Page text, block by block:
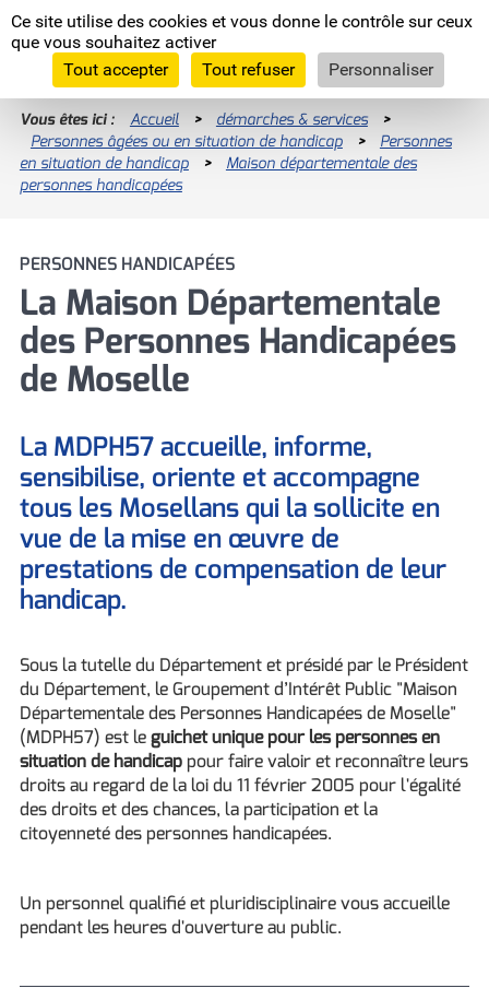
Panneau de gestion des cookies
Ce site utilise des cookies et vous donne le contrôle sur ceux
que vous souhaitez activer
Tout accepter
Tout refuser Personnaliser
Moselle
L'Eurodépartement
RECHERCHES LES PLUS FRÉQUENTES
Allocation Personnalisée d'Autonomie
(APA)
Devenez famille d'accueil !
Devenir assistant maternel (H/F)
(PCH)
Signaler un enfant en danger
Enquêtes publiques
Programme INTERREG VI
La Moselle, européenne par nature
Les assises de l'agriculture
Comité départementaux
Vous êtes ici : Accueil > démarches & services
>
Personnes âgées ou en situation de handicap
>
Personnes
en situation de handicap
>
Maison départementale des
personnes handicapées
PERSONNES HANDICAPÉES
La Maison Départementale
des Personnes Handicapées
de Moselle
La MDPH57 accueille, informe,
sensibilise, oriente et accompagne
tous les Mosellans qui la sollicite en
vue de la mise en œuvre de
prestations de compensation de leur
handicap.
Sous la tutelle du Département et présidé par le Président
du Département, le Groupement d’Intérêt Public "Maison
Départementale des Personnes Handicapées de Moselle"
(MDPH57) est leguichet unique pour les personnes en
situation de handicappour faire valoir et reconnaître leurs
droits au regard de la loi du 11 février 2005 pour l'égalité
des droits et des chances, la participation et la
citoyenneté des personnes handicapées.
Un personnel qualifié et pluridisciplinaire vous accueille
pendant les heures d'ouverture au public.